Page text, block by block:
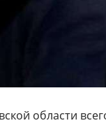
области